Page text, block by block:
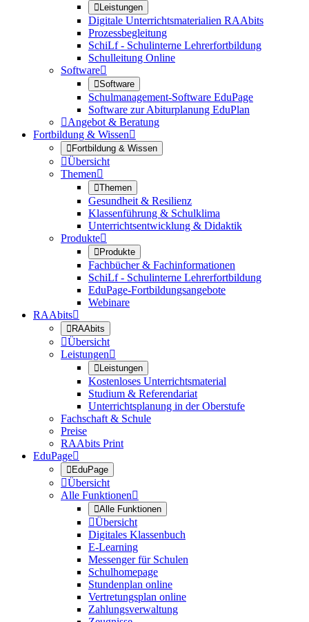
Leistungen
Digitale Unterrichtsmaterialien RAAbits
Prozessbegleitung
SchiLf - Schulinterne Lehrerfortbildung
Schulleitung Online
Software
Software
Schulmanagement-Software EduPage
Software zur Abiturplanung EduPlan
Angebot & Beratung
Fortbildung & Wissen
Fortbildung & Wissen
Übersicht
Themen
Themen
Gesundheit & Resilienz
Klassenführung & Schulklima
Unterrichtsentwicklung & Didaktik
Produkte
Produkte
Fachbücher & Fachinformationen
SchiLf - Schulinterne Lehrerfortbildung
EduPage-Fortbildungsangebote
Webinare
RAAbits
RAAbits
Übersicht
Leistungen
Leistungen
Kostenloses Unterrichtsmaterial
Studium & Referendariat
Unterrichtsplanung in der Oberstufe
Fachschaft & Schule
Preise
RAAbits Print
EduPage
EduPage
Übersicht
Alle Funktionen
Alle Funktionen
Übersicht
Digitales Klassenbuch
E-Learning
Messenger für Schulen
Schulhomepage
Stundenplan online
Vertretungsplan online
Zahlungsverwaltung